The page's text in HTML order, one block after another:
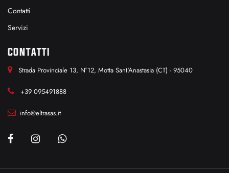
Contatti
Servizi
CONTATTI
Strada Provinciale 13, N°12, Motta Sant'Anastasia (CT) - 95040
+39 095491888
info@eltrasas.it